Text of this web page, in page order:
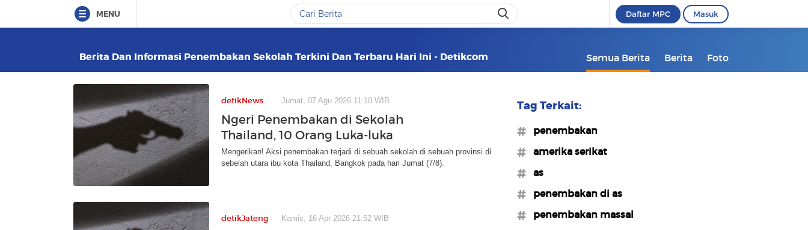
MENU Daftar MPC Masuk
Berita Dan Informasi Penembakan Sekolah Terkini Dan Terbaru Hari Ini - Detikcom Semua Berita Berita Foto
detikNews Jumat, 07 Agu 2026 11:10 WIB
Ngeri Penembakan di Sekolah
Thailand, 10 Orang Luka-luka
Mengerikan! Aksi penembakan terjadi di sebuah sekolah di sebuah provinsi di
sebelah utara ibu kota Thailand, Bangkok pada hari Jumat (7/8).
detikJateng Kamis, 16 Apr 2026 21:52 WIB
Tag Terkait:
#penembakan
#amerika serikat
#as
#penembakan di as
#penembakan massal